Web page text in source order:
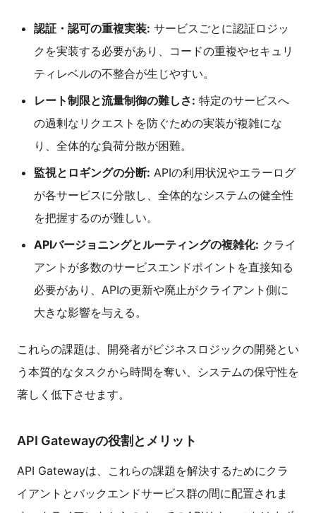
認証・認可の重複実装: サービスごとに認証ロジッ
クを実装する必要があり、コードの重複やセキュリ
ティレベルの不整合が生じやすい。
レート制限と流量制御の難しさ: 特定のサービスへ
の過剰なリクエストを防ぐための実装が複雑にな
り、全体的な負荷分散が困難。
監視とロギングの分断: APIの利用状況やエラーログ
が各サービスに分散し、全体的なシステムの健全性
を把握するのが難しい。
APIバージョニングとルーティングの複雑化: クライ
アントが多数のサービスエンドポイントを直接知る
必要があり、APIの更新や廃止がクライアント側に
大きな影響を与える。
これらの課題は、開発者がビジネスロジックの開発とい
う本質的なタスクから時間を奪い、システムの保守性を
著しく低下させます。
API Gatewayの役割とメリット
API Gatewayは、これらの課題を解決するためにクラ
イアントとバックエンドサービス群の間に配置されま